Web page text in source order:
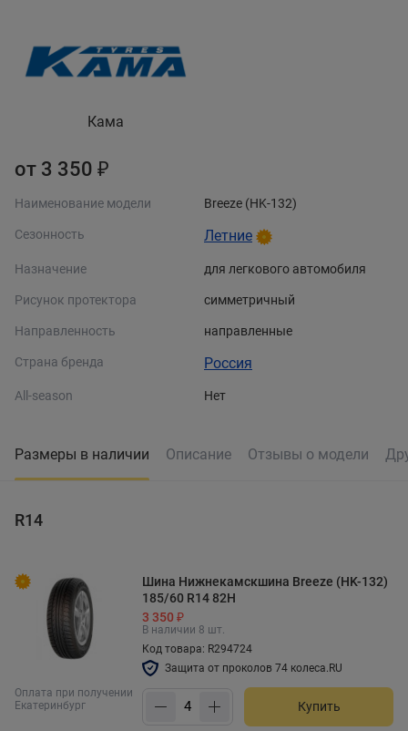
Кама
от 3 350 ₽
Наименование модели Breeze (HK-132)
Сезонность Летние
Назначение для легкового автомобиля
Рисунок протектора симметричный
Направленность направленные
Страна бренда Россия
All-season Нет
Размеры в наличии Описание Отзывы о модели
R14
Оплата при получении
Екатеринбург
Шина Нижнекамскшина Breeze (HK-132)
185/60 R14 82H
3 350 ₽
В наличии 8 шт.
Код товара: R294724
Защита от проколов 74 колеса.RU
Купить